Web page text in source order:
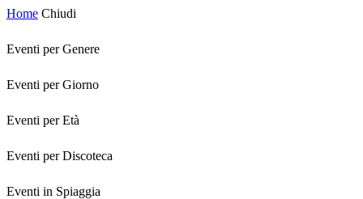
Home Chiudi
Eventi per Genere
Eventi per Giorno
Eventi per Età
Eventi per Discoteca
Eventi in Spiaggia